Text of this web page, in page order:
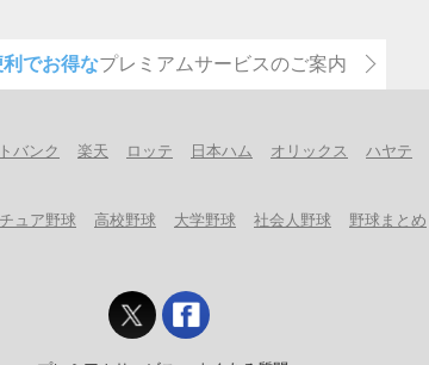
利でお得なプレミアムサービスのご案内
バンク 楽天 ロッテ 日本ハム オリックス ハヤテ
ュア野球 高校野球 大学野球 社会人野球 野球まとめ